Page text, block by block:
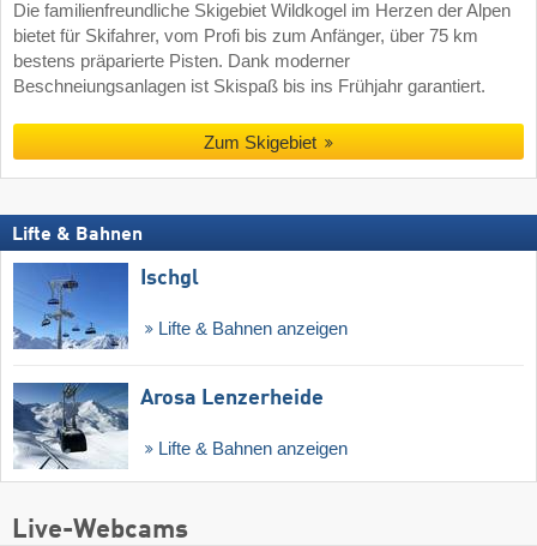
Die familienfreundliche Skigebiet Wildkogel im Herzen der Alpen
bietet für Skifahrer, vom Profi bis zum Anfänger, über 75 km
bestens präparierte Pisten. Dank moderner
Beschneiungsanlagen ist Skispaß bis ins Frühjahr garantiert.
Zum Skigebiet
Lifte & Bahnen
Ischgl
Lifte & Bahnen anzeigen
Arosa Lenzerheide
Lifte & Bahnen anzeigen
Live-Webcams